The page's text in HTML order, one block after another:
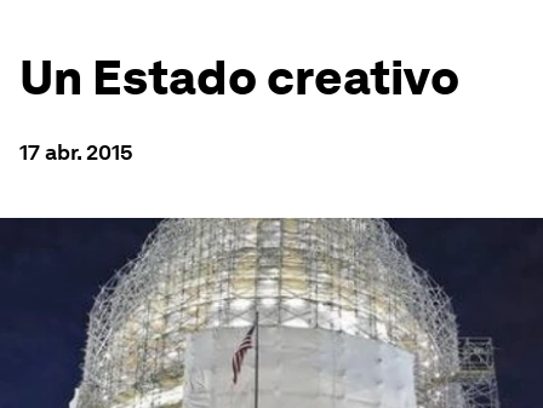
Un Estado creativo
17 abr. 2015